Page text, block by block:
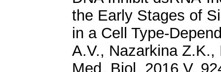
the Early Stages of
in a Cell Type-
A.V., Nazarkina Z.K.,
Med. Biol. 2016 V.